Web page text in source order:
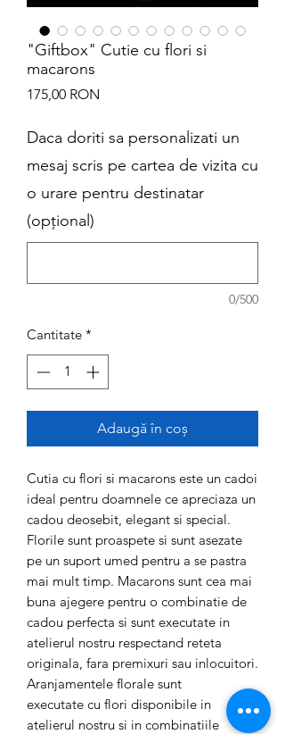
"Giftbox" Cutie cu flori si
macarons
175,00 RON
Daca doriti sa personalizati un
mesaj scris pe cartea de vizita cu
o urare pentru destinatar
(opțional)
0/500
Cantitate *
Adaugă în coș
Cutia cu flori si macarons este un cadoi
ideal pentru doamnele ce apreciaza un
cadou deosebit, elegant si special.
Florile sunt proaspete si sunt asezate
pe un suport umed pentru a se pastra
mai mult timp. Macarons sunt cea mai
buna ajegere pentru o combinatie de
cadou perfecta si sunt executate in
atelierul nostru respectand reteta
originala, fara premixuri sau inlocuitori.
Aranjamentele florale sunt
executate cu flori disponibile in
atelierul nostru si in combinatiile